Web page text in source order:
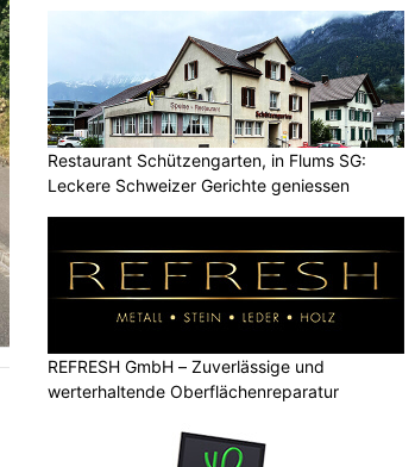
Restaurant Schützengarten, in Flums SG:
Leckere Schweizer Gerichte geniessen
REFRESH GmbH – Zuverlässige und
werterhaltende Oberflächenreparatur